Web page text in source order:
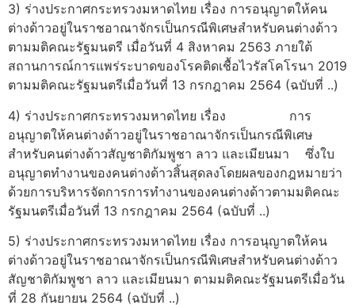
3) ร่างประกาศกระทรวงมหาดไทย เรื่อง การอนุญาตให้คน
ต่างด้าวอยู่ในราชอาณาจักรเป็นกรณีพิเศษสำหรับคนต่างด้าว
ตามมติคณะรัฐมนตรี เมื่อวันที่ 4 สิงหาคม 2563 ภายใต้
สถานการณ์การแพร่ระบาดของโรคติดเชื้อไวรัสโคโรนา 2019
ตามมติคณะรัฐมนตรีเมื่อวันที่ 13 กรกฎาคม 2564 (ฉบับที่ ..)
4) ร่างประกาศกระทรวงมหาดไทย เรื่อง การ
อนุญาตให้คนต่างด้าวอยู่ในราชอาณาจักรเป็นกรณีพิเศษ
สำหรับคนต่างด้าวสัญชาติกัมพูชา ลาว และเมียนมา ซึ่งใบ
อนุญาตทำงานของคนต่างด้าวสิ้นสุดลงโดยผลของกฎหมายว่า
ด้วยการบริหารจัดการการทำงานของคนต่างด้าวตามมติคณะ
รัฐมนตรีเมื่อวันที่ 13 กรกฎาคม 2564 (ฉบับที่ ..)
5) ร่างประกาศกระทรวงมหาดไทย เรื่อง การอนุญาตให้คน
ต่างด้าวอยู่ในราชอาณาจักรเป็นกรณีพิเศษสำหรับคนต่างด้าว
สัญชาติกัมพูชา ลาว และเมียนมา ตามมติคณะรัฐมนตรีเมื่อวัน
ที่ 28 กันยายน 2564 (ฉบับที่ ..)